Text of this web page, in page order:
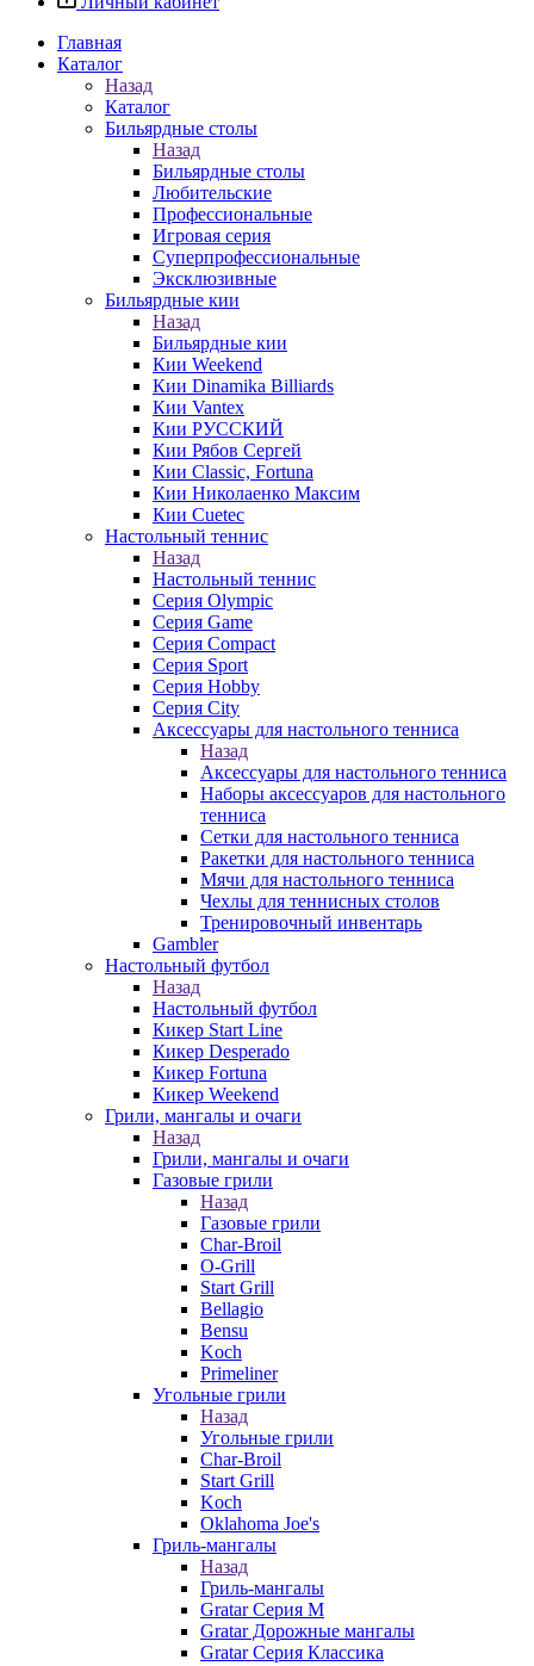
Главная
Каталог
Назад
Каталог
Бильярдные столы
Назад
Бильярдные столы
Любительские
Профессиональные
Игровая серия
Суперпрофессиональные
Эксклюзивные
Бильярдные кии
Назад
Бильярдные кии
Кии Weekend
Кии Dinamika Billiards
Кии Vantex
Кии РУССКИЙ
Кии Рябов Сергей
Кии Classic, Fortuna
Кии Николаенко Максим
Кии Cuetec
Настольный теннис
Назад
Настольный теннис
Серия Olympic
Серия Game
Серия Compact
Серия Sport
Серия Hobby
Серия City
Аксессуары для настольного тенниса
Назад
Аксессуары для настольного тенниса
Наборы аксессуаров для настольного
тенниса
Сетки для настольного тенниса
Ракетки для настольного тенниса
Мячи для настольного тенниса
Чехлы для теннисных столов
Тренировочный инвентарь
Gambler
Настольный футбол
Назад
Настольный футбол
Кикер Start Line
Кикер Desperado
Кикер Fortuna
Кикер Weekend
Грили, мангалы и очаги
Назад
Грили, мангалы и очаги
Газовые грили
Назад
Газовые грили
Char-Broil
O-Grill
Start Grill
Bellagio
Bensu
Koch
Primeliner
Угольные грили
Назад
Угольные грили
Char-Broil
Start Grill
Koch
Oklahoma Joe's
Гриль-мангалы
Назад
Гриль-мангалы
Gratar Серия M
Gratar Дорожные мангалы
Gratar Серия Классика